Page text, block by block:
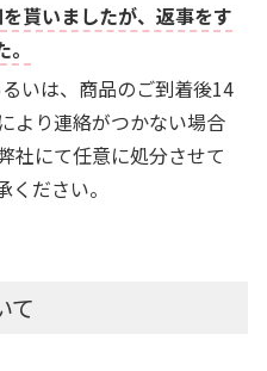
貰いましたが、返事をす
いは、商品のご到着後14
より連絡がつかない場合
社にて任意に処分させて
ださい。
て